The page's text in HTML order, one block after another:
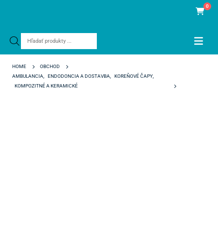
Products
0
HOME
OBCHOD
AMBULANCIA
ENDODONCIA A DOSTAVBA KOREŇOVÉ ČAPY
KOMPOZITNÉ A KERAMICKÉ